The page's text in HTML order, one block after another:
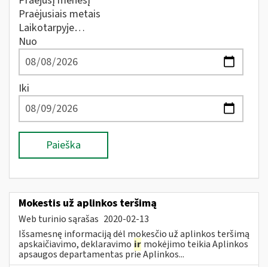
Praėjusiais metais
Laikotarpyje…
Nuo
Iki
Paieška
Mokestis už aplinkos teršimą
Web turinio sąrašas 2020-02-13
Išsamesnę informaciją dėl mokesčio už aplinkos teršimą
apskaičiavimo, deklaravimo ir mokėjimo teikia Aplinkos
apsaugos departamentas prie Aplinkos...